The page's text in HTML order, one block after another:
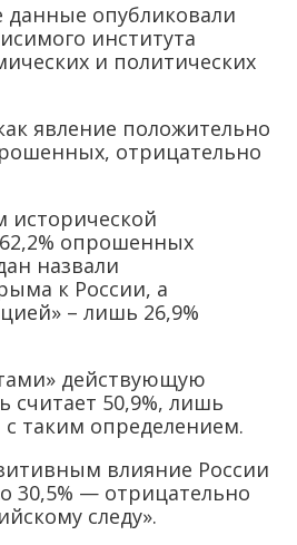
опубликовали
института
и политических
явление положительно
отрицательно
исторической
опрошенных
назвали
к России, а
– лишь 26,9%
действующую
считает 50,9%, лишь
с таким определением.
влияние России
30,5% — отрицательно
следу».